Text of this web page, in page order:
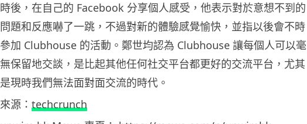
時後，在自己的 Facebook 分享個人感受，他表示對於意想不到的
問題和反應嚇了一跳，不過對新的體驗感覺愉快，並指以後會不時
參加 Clubhouse 的活動。鄭世均認為 Clubhouse 讓每個人可以毫
無保留地交談，是比起其他任何社交平台都更好的交流平台，尤其
是現時我們無法面對面交流的時代。
來源： techcrunch